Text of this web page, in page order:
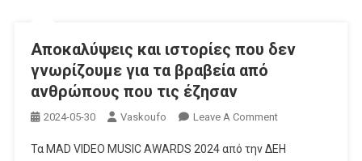
Αποκαλύψεις και ιστορίες που δεν
γνωρίζουμε για τα βραβεία από
ανθρώπους που τις έζησαν
2024-05-30 Vaskoufo Leave A CommentOn
Και
Τα MAD VIDEO MUSIC AWARDS 2024 από την ΔΕΗ